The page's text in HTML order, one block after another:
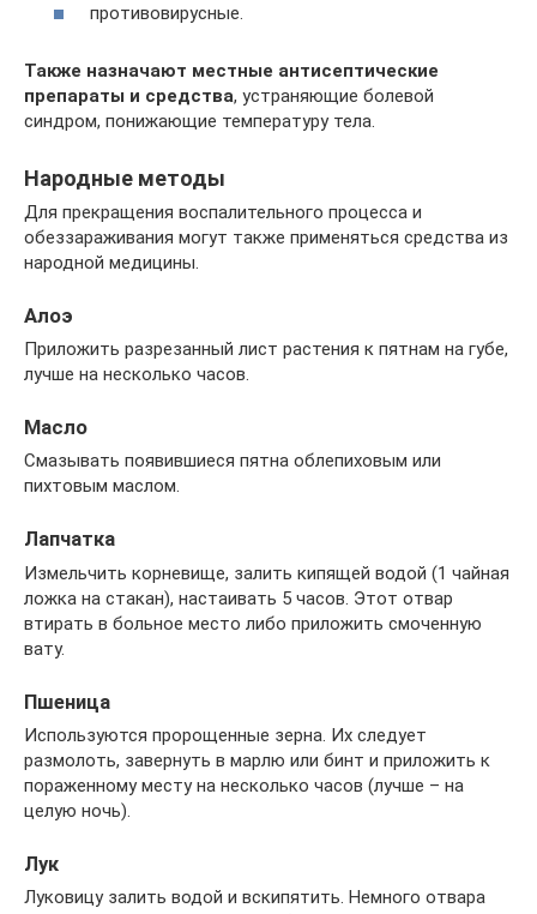
противовирусные.
Также назначают местные антисептические
препараты и средства, устраняющие болевой
синдром, понижающие температуру тела.
Народные методы
Для прекращения воспалительного процесса и
обеззараживания могут также применяться средства из
народной медицины.
Алоэ
Приложить разрезанный лист растения к пятнам на губе,
лучше на несколько часов.
Масло
Смазывать появившиеся пятна облепиховым или
пихтовым маслом.
Лапчатка
Измельчить корневище, залить кипящей водой (1 чайная
ложка на стакан), настаивать 5 часов. Этот отвар
втирать в больное место либо приложить смоченную
вату.
Пшеница
Используются пророщенные зерна. Их следует
размолоть, завернуть в марлю или бинт и приложить к
пораженному месту на несколько часов (лучше – на
целую ночь).
Лук
Луковицу залить водой и вскипятить. Немного отвара